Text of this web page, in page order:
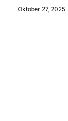
Oktober 27, 2025